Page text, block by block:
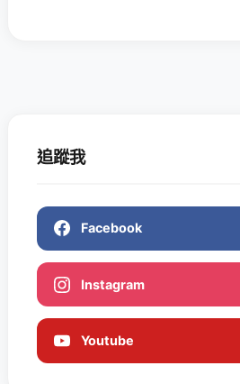
追蹤我
Facebook
Instagram
Youtube